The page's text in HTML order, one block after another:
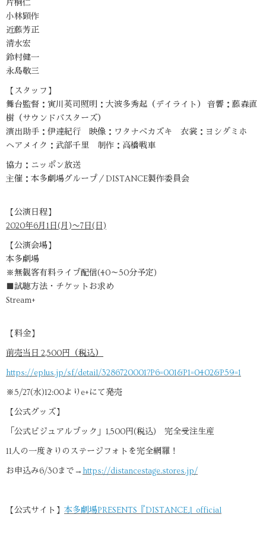
片桐仁
小林顕作
近藤芳正
清水宏
鈴村健一
永島敬三
【スタッフ】
舞台監督：寅川英司照明：大波多秀起（デイライト） 音響：藤森直
樹（サウンドバスターズ）
演出助手：伊達紀行 映像：ワタナベカズキ 衣裳：ヨシダミホ
ヘアメイク：武部千里 制作：高橋戦車
協力：ニッポン放送
主催：本多劇場グループ／DISTANCE製作委員会
【公演日程】
2020年6月1日(月)〜7日(日)
【公演会場】
本多劇場
※無観客有料ライブ配信(40～50分予定)
■試聴方法・チケットお求め
Stream+
【料金】
前売当日 2,500円（税込）
https://eplus.jp/sf/detail/3286720001?P6=001&P1=0402&P59=1
※5/27(水)12:00よりe+にて発売
【公式グッズ】
「公式ビジュアルブック」1,500円(税込) 完全受注生産
11人の一度きりのステージフォトを完全網羅！
お申込み6/30まで→ https://distancestage.stores.jp/
【公式サイト】 本多劇場PRESENTS『DISTANCE』official